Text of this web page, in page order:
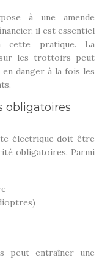
à une amende
il est essentiel
cette pratique. La
les trottoirs peut
danger à la fois les
obligatoires
électrique doit être
obligatoires. Parmi
peut entraîner une